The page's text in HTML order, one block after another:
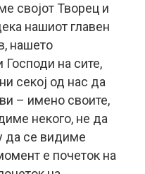
својот Творец и
нашиот главен
нашето
Господи на сите,
секој од нас да
– имено своите,
некого, не да
да се видиме
е почеток на